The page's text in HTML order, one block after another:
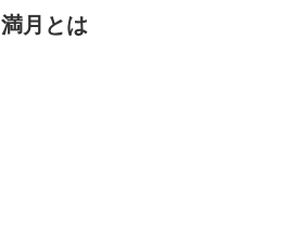
満月とは